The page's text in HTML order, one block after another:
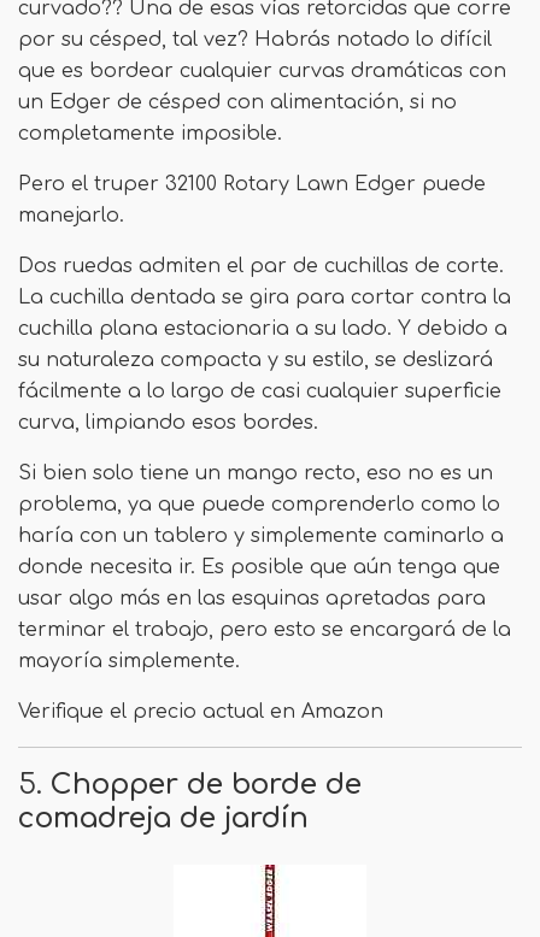
curvado?? Una de esas vías retorcidas que corre
por su césped, tal vez? Habrás notado lo difícil
que es bordear cualquier curvas dramáticas con
un Edger de césped con alimentación, si no
completamente imposible.
Pero el truper 32100 Rotary Lawn Edger puede
manejarlo.
Dos ruedas admiten el par de cuchillas de corte.
La cuchilla dentada se gira para cortar contra la
cuchilla plana estacionaria a su lado. Y debido a
su naturaleza compacta y su estilo, se deslizará
fácilmente a lo largo de casi cualquier superficie
curva, limpiando esos bordes.
Si bien solo tiene un mango recto, eso no es un
problema, ya que puede comprenderlo como lo
haría con un tablero y simplemente caminarlo a
donde necesita ir. Es posible que aún tenga que
usar algo más en las esquinas apretadas para
terminar el trabajo, pero esto se encargará de la
mayoría simplemente.
Verifique el precio actual en Amazon
5. Chopper de borde de
comadreja de jardín